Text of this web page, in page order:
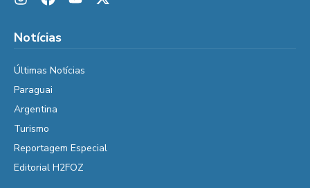
Notícias
Últimas Notícias
Paraguai
Argentina
Turismo
Reportagem Especial
Editorial H2FOZ